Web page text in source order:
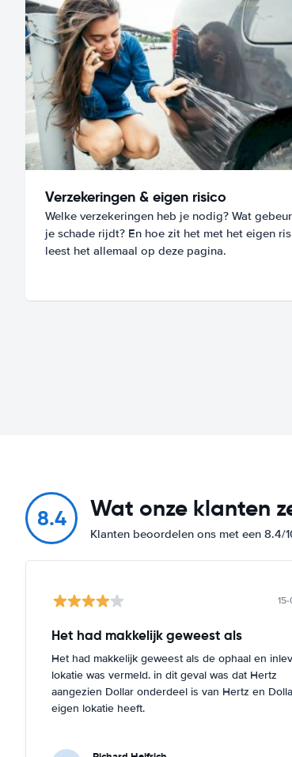
Verzekeringen & eigen risico
Welke verzekeringen heb je nodig? Wat
je schade rijdt? En hoe zit het met het eigen
leest het allemaal op deze pagina.
8.4 Wat onze klanten
Klanten beoordelen ons met een 8.4/
Het had makkelijk geweest als
Het had makkelijk geweest als de ophaal en
lokatie was vermeld. in dit geval was dat Hertz
aangezien Dollar onderdeel is van Hertz en
eigen lokatie heeft.